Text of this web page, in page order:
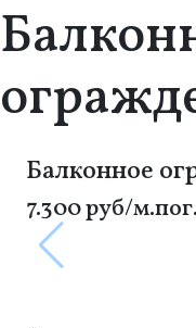
Балконное
7.300 руб/м.пог.